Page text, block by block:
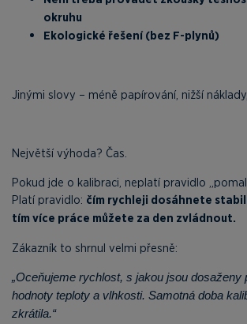
okruhu
Ekologické řešení (bez F-plynů)
Jinými slovy – méně papírování, nižší
Největší výhoda? Čas.
Pokud jde o kalibraci, neplatí pravidlo
Platí pravidlo: čím rychleji dosáhnete
tím více práce můžete za den zvládnout.
Zákazník to shrnul velmi přesně:
„Oceňujeme rychlost, s jakou jsou dosaženy
hodnoty teploty a vlhkosti. Samotná doba
zkrátila.“